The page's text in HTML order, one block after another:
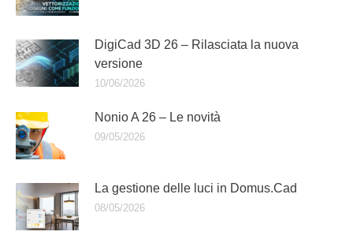
DigiCad 3D 26 – Rilasciata la nuova
versione
10/06/2026
Nonio A 26 – Le novità
09/05/2026
La gestione delle luci in Domus.Cad
08/05/2026